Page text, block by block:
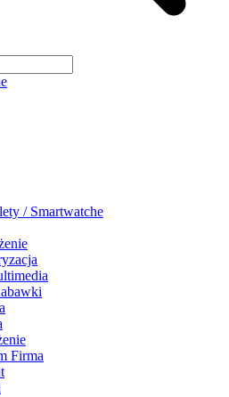
/ Smartwatche
Firma